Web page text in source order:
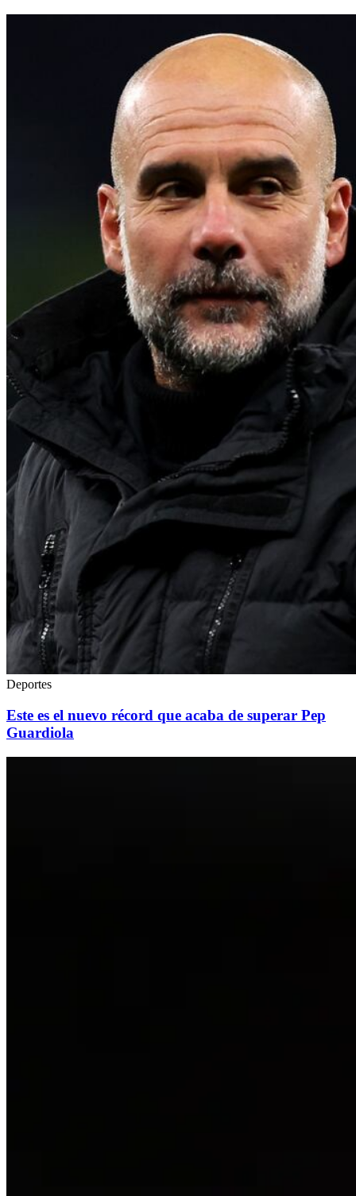
Deportes
Este es el nuevo récord que acaba de superar Pep
Guardiola